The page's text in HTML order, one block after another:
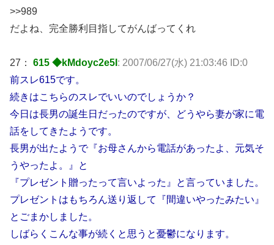
>>989
だよね、完全勝利目指してがんばってくれ
27： 615 ◆kMdoyc2e5I : 2007/06/27(水) 21:03:46 ID:0
前スレ615です。
続きはこちらのスレでいいのでしょうか？
今日は長男の誕生日だったのですが、どうやら妻が家に電
話をしてきたようです。
長男が出たようで『お母さんから電話があったよ、元気そ
うやったよ。』と
『プレゼント贈ったって言いよった』と言っていました。
プレゼントはもちろん送り返して『間違いやったみたい』
とごまかしました。
しばらくこんな事が続くと思うと憂鬱になります。